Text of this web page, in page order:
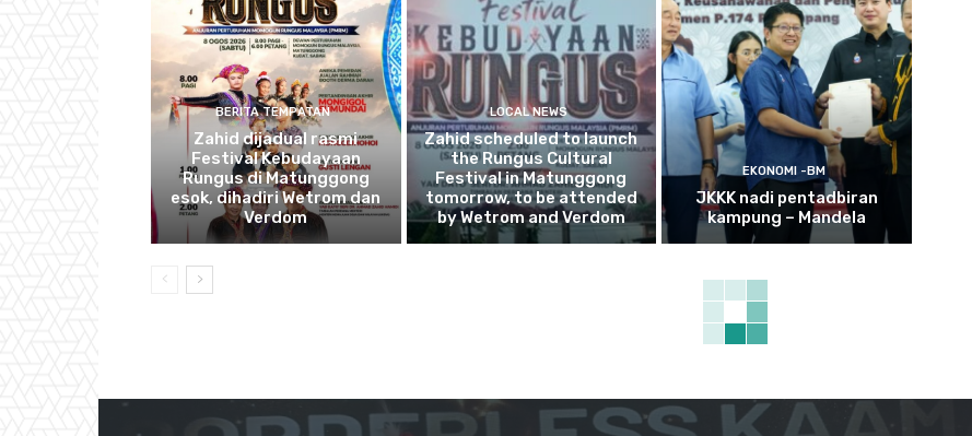
BERITA TEMPATAN
Zahid dijadual rasmi
Festival Kebudayaan
Rungus di Matunggong
esok, dihadiri Wetrom dan
Verdom
LOCAL NEWS
Zahid scheduled to launch
the Rungus Cultural
Festival in Matunggong
tomorrow, to be attended
by Wetrom and Verdom
EKONOMI -BM
JKKK nadi pentadbiran
kampung – Mandela